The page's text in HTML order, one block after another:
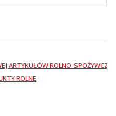
ARTYKUŁÓW ROLNO-
ROLNE